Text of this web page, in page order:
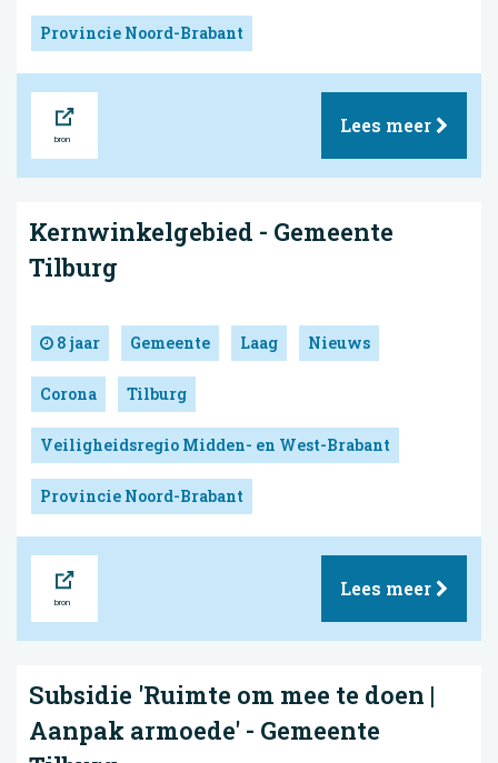
Provincie Noord-Brabant
Lees meer
Kernwinkelgebied - Gemeente
Tilburg
8 jaar Gemeente Laag Nieuws
Corona Tilburg
Veiligheidsregio Midden- en West-Brabant
Provincie Noord-Brabant
Lees meer
Subsidie 'Ruimte om mee te doen |
Aanpak armoede' - Gemeente